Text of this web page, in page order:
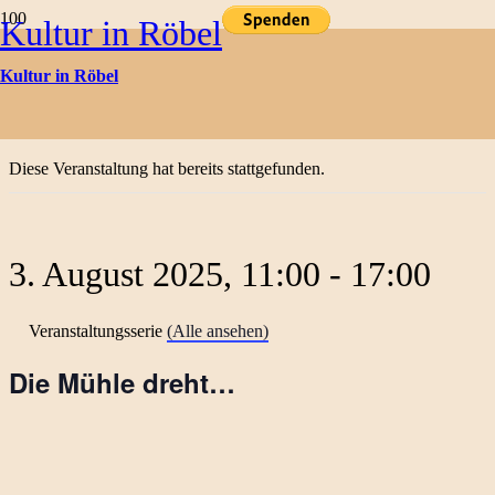
Kultur in Röbel
Kultur in Röbel
Kulturtermine
Diese Veranstaltung hat bereits stattgefunden.
3. August 2025, 11:00 - 17:00
Veranstaltungsserie (Alle ansehen)
Die Mühle dreht…